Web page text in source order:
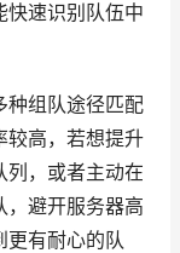
快速识别队伍中
种组队途径匹配
较高，若想提升
列，或者主动在
，避开服务器高
更有耐心的队